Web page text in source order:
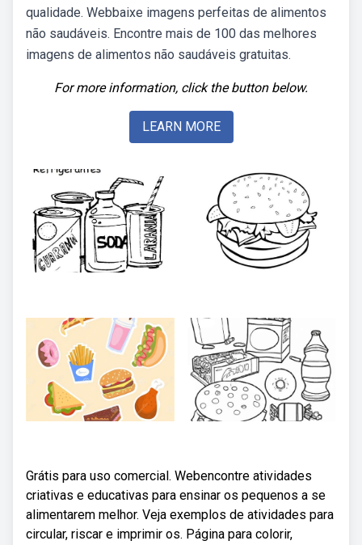
qualidade. Webbaixe imagens perfeitas de alimentos
não saudáveis. Encontre mais de 100 das melhores
imagens de alimentos não saudáveis gratuitas.
For more information, click the button below.
LEARN MORE
Grátis para uso comercial. Webencontre atividades
criativas e educativas para ensinar os pequenos a se
alimentarem melhor. Veja exemplos de atividades para
circular, riscar e imprimir os. Página para colorir,